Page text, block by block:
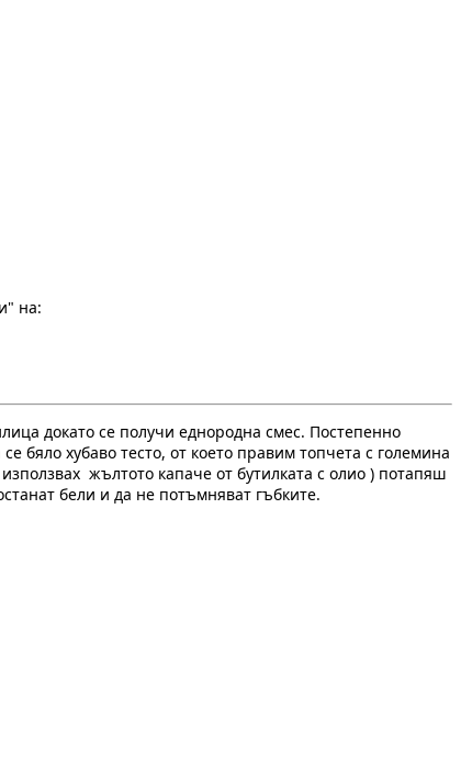
на:
докато се получи еднородна смес. Постепенно
бяло хубаво тесто, от което правим топчета с големина
жълтото капаче от бутилката с олио ) потапяш
бели и да не потъмняват гъбките.